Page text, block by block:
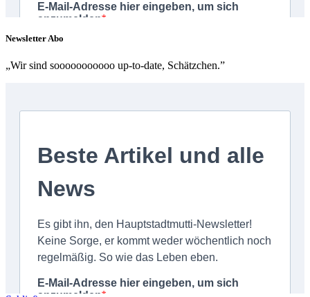
Newsletter Abo
„Wir sind sooooooooooo up-to-date, Schätzchen.”